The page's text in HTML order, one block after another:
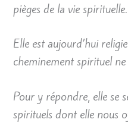
pièges de la vie spirituelle.
Elle est aujourd’hui
cheminement spirituel
Pour y répondre, elle se
spirituels dont elle nous